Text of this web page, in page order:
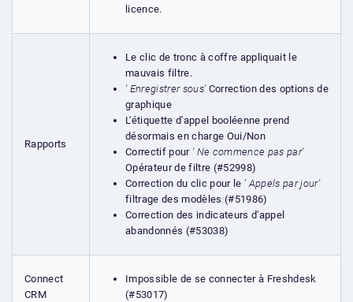
licence.
Rapports
Le clic de tronc à coffre appliquait le
mauvais filtre.
' Enregistrer sous'Correction des options de
graphique
L'étiquette d'appel booléenne prend
désormais en charge Oui/Non
Correctif pour ' Ne commence pas par'
Opérateur de filtre (#52998)
Correction du clic pour le ' Appels par jour'
filtrage des modèles (#51986)
Correction des indicateurs d'appel
abandonnés (#53038)
Connect
CRM
Impossible de se connecter à Freshdesk
(#53017)